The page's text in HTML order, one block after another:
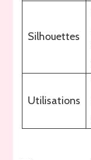
Silhouettes
Utilisations